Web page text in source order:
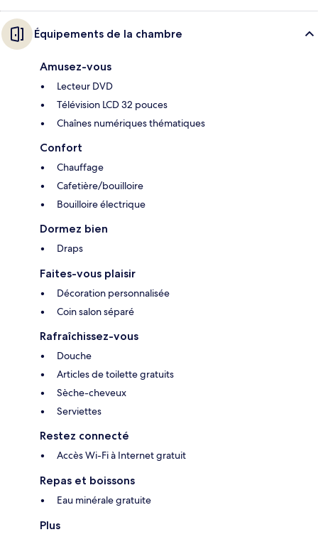
Équipements de la chambre
Amusez-vous
Lecteur DVD
Télévision LCD 32 pouces
Chaînes numériques thématiques
Confort
Chauffage
Cafetière/bouilloire
Bouilloire électrique
Dormez bien
Draps
Faites-vous plaisir
Décoration personnalisée
Coin salon séparé
Rafraîchissez-vous
Douche
Articles de toilette gratuits
Sèche-cheveux
Serviettes
Restez connecté
Accès Wi-Fi à Internet gratuit
Repas et boissons
Eau minérale gratuite
Plus